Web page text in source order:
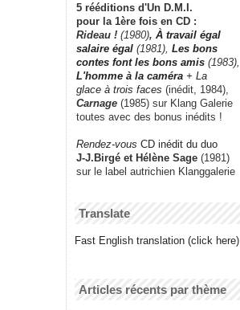
5 rééditions d'Un D.M.I.
pour la 1ère fois en CD :
Rideau ! (1980), À travail égal
salaire égal (1981), Les bons
contes font les bons amis (1983),
L'homme à la caméra + La
glace à trois faces (inédit, 1984),
Carnage (1985) sur Klang Galerie
toutes avec des bonus inédits !
Rendez-vous CD inédit du duo
J-J.Birgé et Hélène Sage (1981)
sur le label autrichien Klanggalerie
Translate
Fast English translation (click here)
Articles récents par thème